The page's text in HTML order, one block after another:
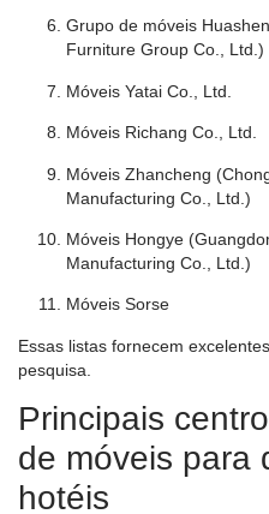
Grupo de móveis
Furniture Group Co., Ltd.)
Móveis Yatai Co., Ltd.
Móveis Richang Co., Ltd.
Móveis Zhancheng
Manufacturing Co., Ltd.)
Móveis Hongye
Manufacturing Co., Ltd.)
Móveis Sorse
Essas listas fornecem
pesquisa.
Principais
de móveis para
hotéis